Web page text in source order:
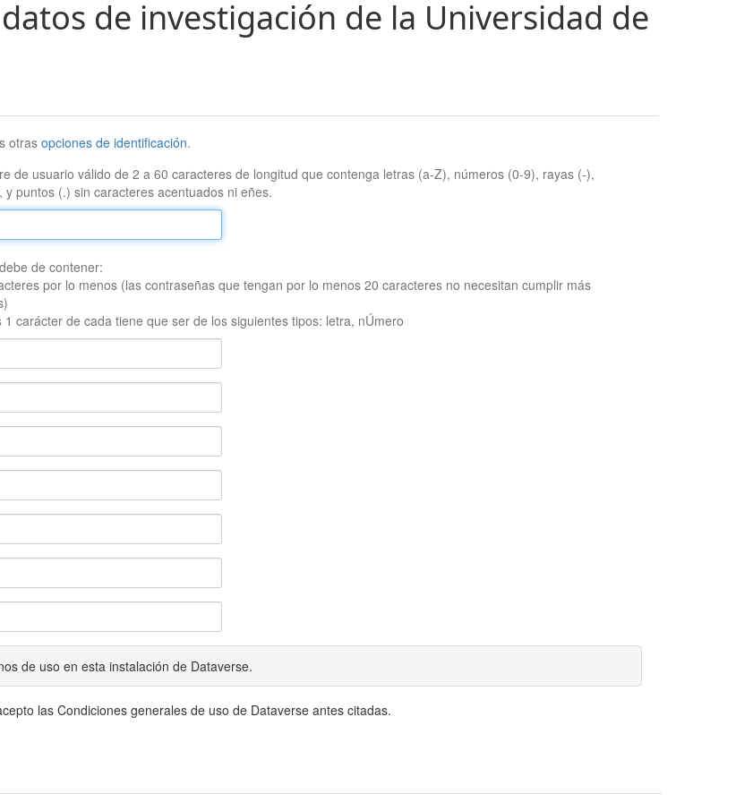
de investigación de la Universidad de
otrasopciones de identificación.
de usuario válido de 2 a 60 caracteres de longitud que contenga letras (a-Z), números (0-9), rayas (-),
y puntos (.) sin caracteres acentuados ni eñes.
de contener:
por lo menos (las contraseñas que tengan por lo menos 20 caracteres no necesitan cumplir más
1 carácter de cada tiene que ser de los siguientes tipos: letra, nÚmero
de uso en esta instalación de Dataverse.
las Condiciones generales de uso de Dataverse antes citadas.